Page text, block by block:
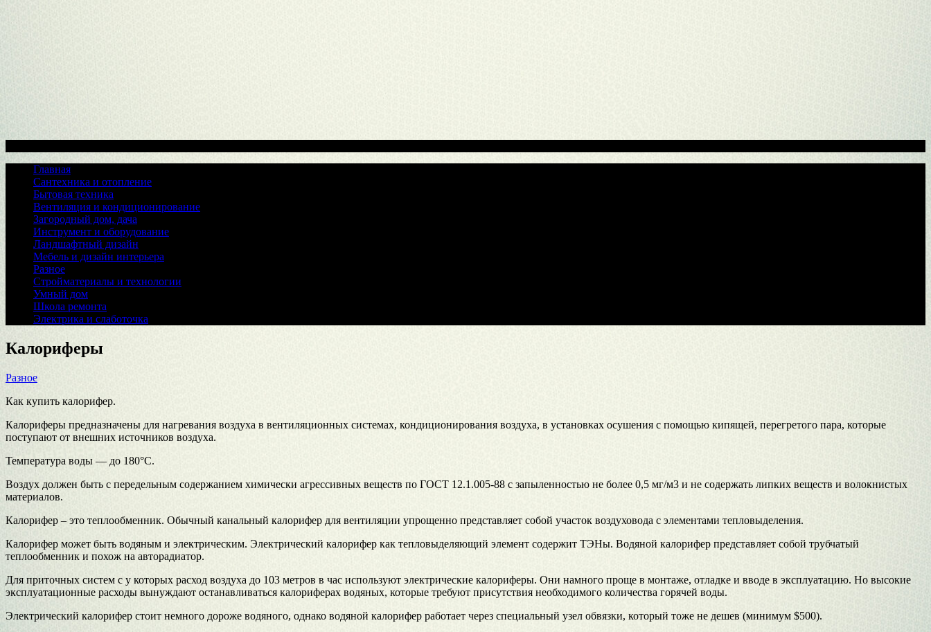
Главная
Сантехника и отопление
Бытовая техника
Вентиляция и кондиционирование
Загородный дом, дача
Инструмент и оборудование
Ландшафтный дизайн
Мебель и дизайн интерьера
Разное
Стройматериалы и технологии
Умный дом
Школа ремонта
Электрика и слаботочка
Калориферы
Разное
Как купить калорифер.
Калориферы предназначены для нагревания воздуха в вентиляционных системах, кондиционирования воздуха, в установках осушения с помощью кипящей, перегретого пара, которые
поступают от внешних источников воздуха.
Температура воды — до 180°C.
Воздух должен быть с передельным содержанием химически агрессивных веществ по ГОСТ 12.1.005-88 с запыленностью не более 0,5 мг/м3 и не содержать липких веществ и волокнистых
материалов.
Калорифер – это теплообменник. Обычный канальный калорифер для вентиляции упрощенно представляет собой участок воздуховода с элементами тепловыделения.
Калорифер может быть водяным и электрическим. Электрический калорифер как тепловыделяющий элемент содержит ТЭНы. Водяной калорифер представляет собой трубчатый
теплообменник и похож на авторадиатор.
Для приточных систем с у которых расход воздуха до 103 метров в час используют электрические калориферы. Они намного проще в монтаже, отладке и вводе в эксплуатацию. Но высокие
эксплуатационные расходы вынуждают останавливаться калориферах водяных, которые требуют присутствия необходимого количества горячей воды.
Электрический калорифер стоит немного дороже водяного, однако водяной калорифер работает через специальный узел обвязки, который тоже не дешев (минимум $500).